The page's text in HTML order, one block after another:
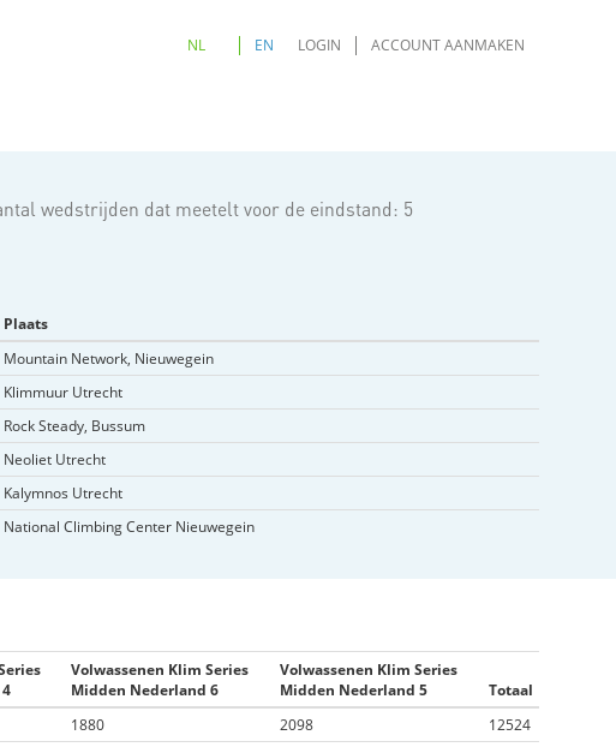
NL EN LOGIN ACCOUNT AANMAKEN
wedstrijden dat meetelt voor de eindstand: 5
Plaats
Mountain Network, Nieuwegein
Klimmuur Utrecht
Rock Steady, Bussum
Neoliet Utrecht
Kalymnos Utrecht
National Climbing Center Nieuwegein
Volwassenen Klim Series
Midden Nederland 6
Volwassenen Klim Series
Midden Nederland 5
Totaal
1880 2098
12524